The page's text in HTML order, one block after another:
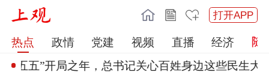
打开APP
热点 政情 党建 视频 直播
经济
五”开局之年，总书记关心百姓身边这些民生大事